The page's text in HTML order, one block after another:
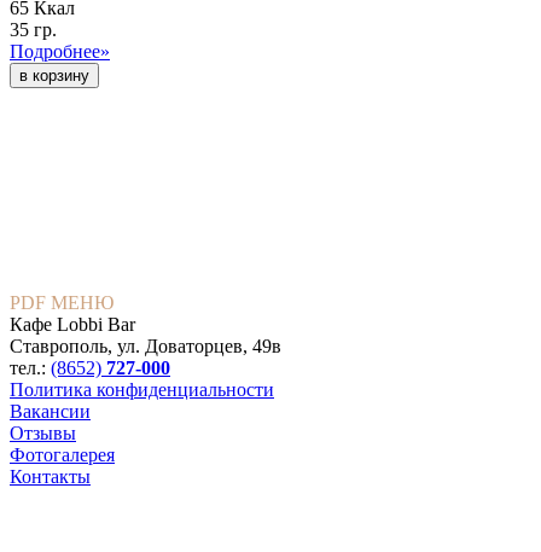
65 Ккал
35 гр.
Подробнее»
PDF МЕНЮ
Кафе Lobbi Bar
Ставрополь, ул. Доваторцев, 49в
тел.: (8652) 727-000
Политика конфиденциальности
Вакансии
Отзывы
Фотогалерея
Контакты